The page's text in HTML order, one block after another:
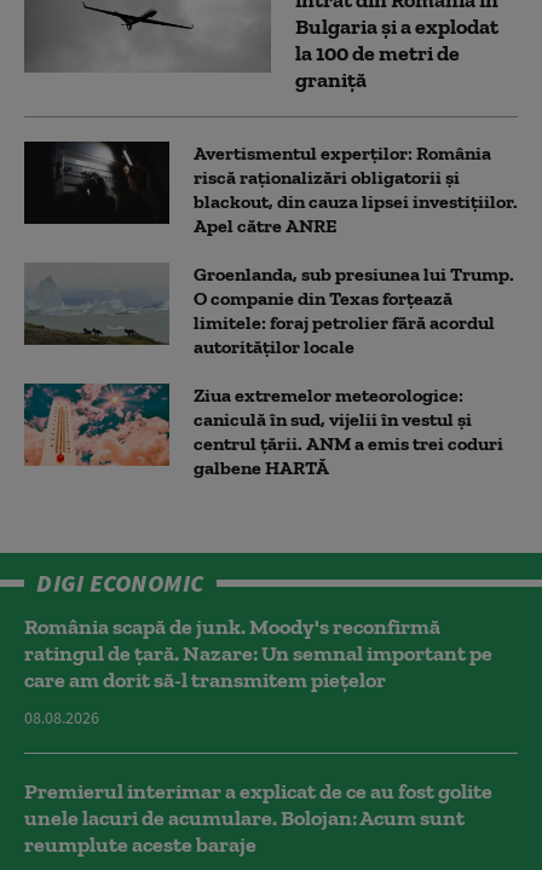
Bulgaria şi a explodat
la 100 de metri de
graniţă
Avertismentul experților: România
riscă raționalizări obligatorii și
blackout, din cauza lipsei investițiilor.
Apel către ANRE
Groenlanda, sub presiunea lui Trump.
O companie din Texas forțează
limitele: foraj petrolier fără acordul
autorităților locale
Ziua extremelor meteorologice:
caniculă în sud, vijelii în vestul și
centrul țării. ANM a emis trei coduri
galbene HARTĂ
DIGI ECONOMIC
România scapă de junk. Moody's reconfirmă
ratingul de țară. Nazare: Un semnal important pe
care am dorit să-l transmitem piețelor
08.08.2026
Premierul interimar a explicat de ce au fost golite
unele lacuri de acumulare. Bolojan: Acum sunt
reumplute aceste baraje